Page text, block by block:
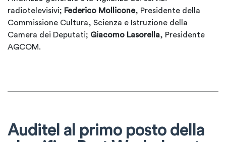
radiotelevisivi; Federico Mollicone, Presidente della
Commissione Cultura, Scienza e Istruzione della
Camera dei Deputati; Giacomo Lasorella, Presidente
AGCOM.
Auditel al primo posto della